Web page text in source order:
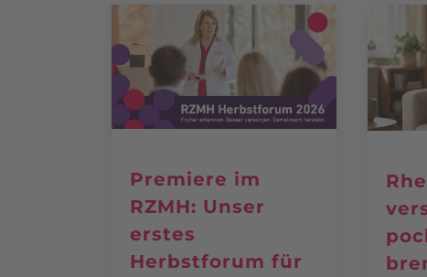
Premiere im
RZMH: Unser
erstes
Herbstforum für